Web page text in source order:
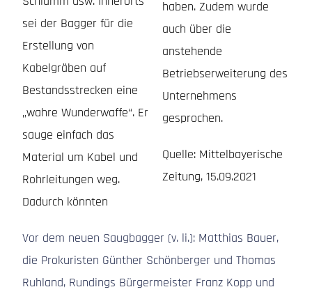
sei der Bagger für die
Erstellung von
Kabelgräben auf
Bestandsstrecken eine
„wahre Wunderwaffe“. Er
sauge einfach das
Material um Kabel und
Rohrleitungen weg.
Dadurch könnten
haben. Zudem wurde
auch über die
anstehende
Betriebserweiterung des
Unternehmens
gesprochen.
Quelle: Mittelbayerische
Zeitung, 15.09.2021
Vor dem neuen Saugbagger (v. li.): Matthias Bauer,
die Prokuristen Günther Schönberger und Thomas
Ruhland, Rundings Bürgermeister Franz Kopp und